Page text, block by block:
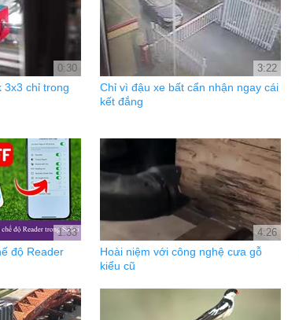
0:30
3x3 chỉ trong
3:22
Chỉ vì đậu xe bất cẩn nhận ngay cái
kết đắng
1:33
độ Reader
4:26
Hoài niệm với công nghệ cưa gỗ
kiểu cũ